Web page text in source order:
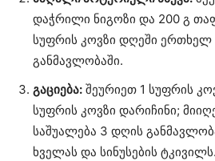
დაჭრილი ნიგოზი და 200 გ
სუფრის კოვზი დღეში
განმავლობაში.
გაციება: შეურიეთ 1 სუფრის
სუფრის კოვზი დარიჩინი;
საშუალება 3 დღის
ხველას და სინუსების ტკივილს.